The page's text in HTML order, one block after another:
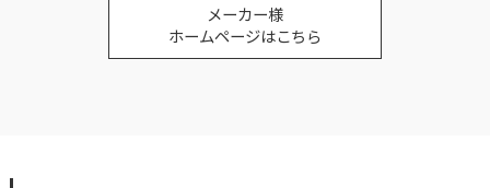
メーカー様
ホームページはこちら